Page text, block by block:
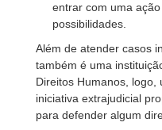
entrar com uma
possibilidades.
Além de atender casos
também é uma
Direitos Humanos, logo,
iniciativa extrajudicial
para defender algum